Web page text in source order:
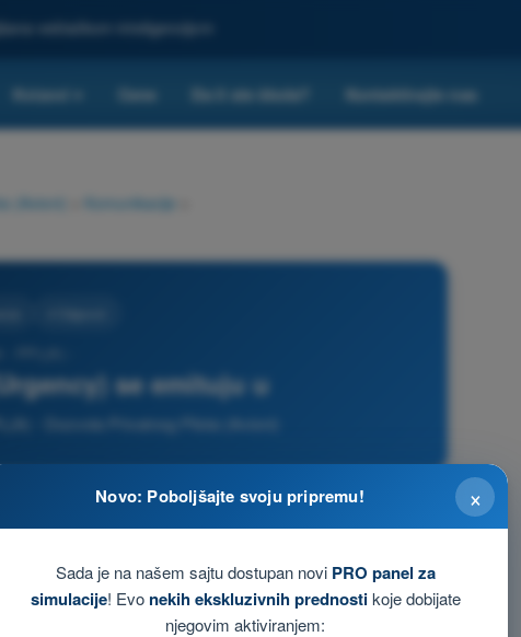
veštačkom inteligencijom
Kvizovi Cene Da li ste škola? Kontaktirajte nas
(Avioni) Komunikacije
se emituju u
- Dozvola Privatnog Pilota (Avioni)
opasnost I ne zahtevaju hitnu pomoć
neke osobe u njima, ali gde se ne zahteva
×
Novo: Poboljšajte svoju pripremu!
Sada je na našem sajtu dostupan novi PRO panel za
simulacije! Evo nekih ekskluzivnih prednostikoje dobijate
njegovim aktiviranjem: